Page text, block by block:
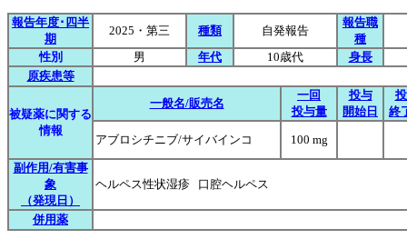
報告年度･四半
期
2025・第三 種類 自発報告
報告職
種
性別
男 年代 10歳代
身長
原疾患等
被疑薬に関する
情報
一般名/販売名
一回
投与量
投与
開始日
終
アブロシチニブ/サイバインコ 100 mg
副作用/有害事
象
（発現日）
ヘルペス性状湿疹 口腔ヘルペス
併用薬